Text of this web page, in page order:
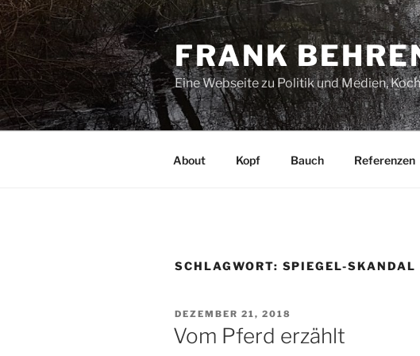
Zum
Inhalt
springen
FRANK
Eine Webseite zu Politik und Medien,
About Kopf Bauch Referenzen
SCHLAGWORT: SPIEGEL-SKANDAL
VERÖFFENTLICHT
AM
DEZEMBER 21, 2018
Vom Pferd erzählt